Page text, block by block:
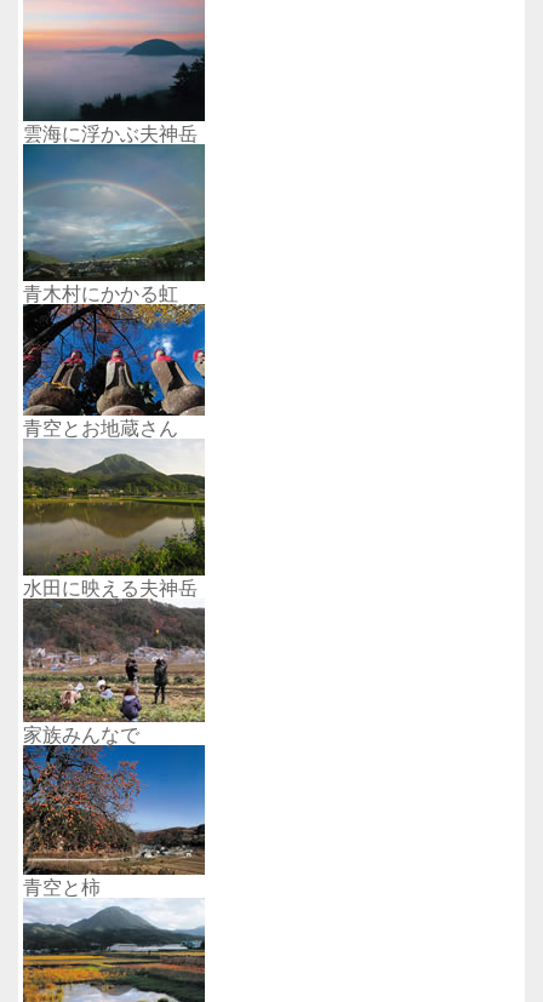
雲海に浮かぶ夫神岳
青木村にかかる虹
青空とお地蔵さん
水田に映える夫神岳
家族みんなで
青空と柿